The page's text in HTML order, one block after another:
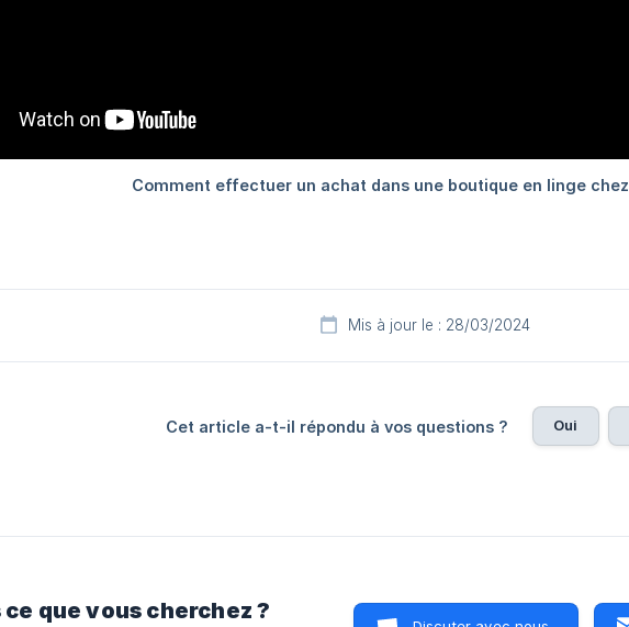
Mis à jour le : 28/03/2024
Cet article a-t-il répondu à vos questions ? Oui
que vous cherchez ?